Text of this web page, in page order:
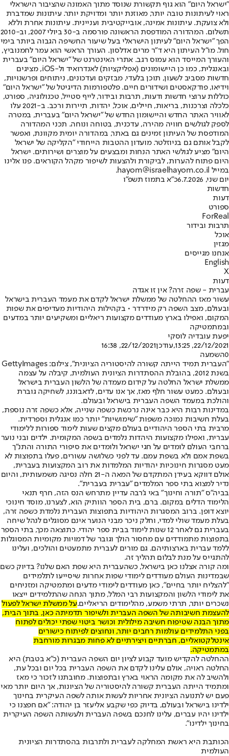
"ישראל היום" הוא גוף תקשורת שנוסד מתוך האמונה שהציבור הישראלי
ראוי לעיתונות טובה יותר, מאוזנת יותר ומדויקת יותר. עיתונות שמדברת
ולא צועקת. עיתונות אמינה, אובייקטיבית ועניינית. עיתונות אחרת וללא
תשלום. המהדורה המודפסת הראשונה פורסמה ב-30 ביולי 2007, וב-2010
הפך "ישראל היום" לעיתון הישראלי בעל שיעור החשיפה הגבוה ביותר בימי
חול. מו"ל העיתון היא ד"ר מרים אדלסון. העורך הראשי הוא עמר לחמנוביץ,
והעורך המייסד הוא עמוס רגב. אתרי האינטרנט של "ישראל היום" בעברית
ובאנגלית, כמו כן היישומונים (אפליקציות) לאנדרואיד ול-iOS, מציגים
חדשות מסביב לשעון, תוכן בלעדי, מבזקים ועדכונים, ניתוחים ופרשנויות,
וידיאו, פודקאסטים ושידורים חיים. פלטפורמות הדיגיטל של "ישראל היום"
כוללות ערוצי חדשות ודעות, תרבות ובידור, לייף סטייל, טכנולוגיה, ספורט,
כלכלה וצרכנות, בריאות, חיילים, אוכל, יהדות, תיירות ורכב. ב-2021 עלו
לאוויר האתר החדש והיישומון החדש של "ישראל היום" בעברית, במטרה
לספק לגולשים חוויה מהירה, עדכנית, בטוחה ונוחה. תכני המהדורה
המודפסת של העיתון זמינים גם באתר, במהדורה יומית מקוונת, ואפשר
לקבל אותם גם בניוזלטר. מועדון ההטבות הייחודי "הקליקה של ישראל
היום" מציע לגולשי האתר הנחות ומבצעים על מוצרים ושירותים. ישראל
היום פתוח להערות, לביקורת ולהצעות לשיפור מקהל הקוראים. פנו אלינו
במייל hayom@israelhayom.co.il.
יום שני, 6.7.2026
כ"א בתמוז תשפ"ו
חדשות
דעות
ספורט
ForReal
תרבות ובידור
אוכל
מגזין
אנחנו מגייסים
English
X
דעות
עברית - שפה זרה? אין זו אגדה
עשור מאז ההחלטה של ממשלת ישראל לקדם את מעמד העברית בישראל
ובעולם, מצב השפה רק מידרדר • בקהילות היהודיות מעדיפים את שפות
המקום, ואפילו בארץ מעודדים מקצועות ריאליים ומשקיעים יותר במדעים
ובמתמטיקה
יפעת עובדיה לוסקי
22/12/2021, 13:25
,עודכן22/12/2021, 16:38
0השמעה
"העברית תמיד הייתה קשורה להיסטוריה הציונית", צילום: GettyImages
בשנת 2012, בהובלת ההסתדרות הציונית העולמית, קיבלה על עצמה
ממשלת ישראל החלטה על קידום מעמדה של הלשון העברית בישראל
ובעולם. כמעט עשור חלף מאז, אך אנו עדים, לדאבוננו, לשחיקה גוברת
והולכת במעמד השפה העברית בישראל ובעולם.
במדינות רבות היא כבר אינה נרכשת כשפה שנייה, אלא כשפה זרה נוספת,
בעלת חשיבות נמוכה משפות ״שימושיות״ יותר כמו אנגלית וספרדית.
מרבית בתי הספר היהודיים בעולם מקצים שעות לימוד ספורות ללימודי
עברית, ואפילו מקצועות היהדות נלמדים בשפה המקומית. ילדים ובני נוער
ברחבי העולם לומדים על חגי ישראל ולומדים את סיפורי התורה והתנ"ך
בשפת אמם ולא בשפת עמם. עד לפני כשלושה עשורים, פעלו בתפוצות לא
מעט מסגרות חינוכיות יהודיות המלמדות את רוב המקצועות בעברית,
אולם דווקא בעידן המתקדם של המאה ה-21 חלה נסיגה משמעותית, והיום
נדיר למצוא בתי ספר המלמדים "עברית בעברית".
בביה"ס "תורה וחינוך" באי ג'רבה עדיין מתרחש הנס הזה, חרף תנאי
הלימוד הדלים במקום. ברם, בית הספר הוותיק הוא, לצערנו, מוסד חינוכי
יוצא דופן. ברוב המסגרות היהודיות בתפוצות העברית נלמדת כשפה זרה,
בעלת מעמד שולי למדי, וחלק ניכר מבני הנוער אינם מסוגלים לנהל שיחה
בעברית גם לאחר 12 שנות לימוד בבית ספר יהודי. כתוצאה מכך, בתי הספר
בתפוצות מתמודדים עם מחסור הולך וגובר של דמויות מקומיות המסוגלות
ללמד עברית בארצותיהם. גם מורים לעברית מתמעטים והולכים, ועלינו
להתגייס על מנת לבלום תהליך זה.
ומה קורה אצלנו כאן בישראל, כשהעברית היא שפת האם שלנו? בדיוק כשם
שבמדינות העולם מעודדים לימודי שפות אחרות שיסייעו לתלמידים
"להצליח יותר בחיים", כאן מעודדים לימודי מדעים ומתמטיקה ומזניחים
את לימודי הלשון והמקצועות רבי המלל, מתוך הנחה שהתלמידים ייצאו
נשכרים יותר, תרתי משמע, מהלימודים הריאליים.על ממשלת ישראל לפעול
להעצמת חשיבותה של השפה העברית ולשיפור תדמיתה כאן, בתוך הבית,
מתוך הבנה שטיפוח חשיבה מילולית וכושר ביטוי שפתי יכולים לפתוח
בפני התלמידים עולמות רחבים יותר, ונחוצים לפיתוח כישורים
אינטלקטואליים, חברתיים ויצירתיים לא פחות מבגרות מורחבת
במתמטיקה.
ההחלטה להקדיש מועד קבוע לציון יום השפה העברית (כ"א בטבת) היא
החלטה ראויה, אולם עלינו לקדם את השפה העברית בכל יום ובכל עת,
ולהשיב לה את מקומה הראוי בארץ ובתפוצות. מחובתנו לזכור כי מאז
ומתמיד הייתה העברית קשורה להיסטוריה של הציונות, אך היום יותר מאי
פעם יש לתנועה הציונית אחריות לעשות אותה לשפה העיקרית בחינוך
ילדינו בישראל ובעולם, בדיוק כפי שקבע אליעזר בן יהודה: "אם חפצנו כי
ילדינו יהיו עברים, עלינו לחנכם בשפה העברית ולעשותה השפה העיקרית
בחינוך ילדינו".
הכותבת היא ראשת המחלקה לעברית ולתרבות בהסתדרות הציונית
העולמית